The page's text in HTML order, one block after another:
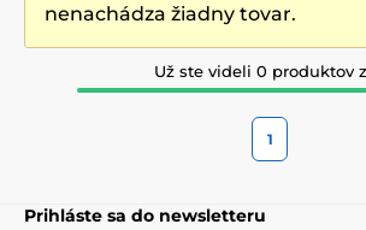
nenachádza žiadny tovar.
Už ste videli 0 produktov
1
Prihláste sa do newsletteru